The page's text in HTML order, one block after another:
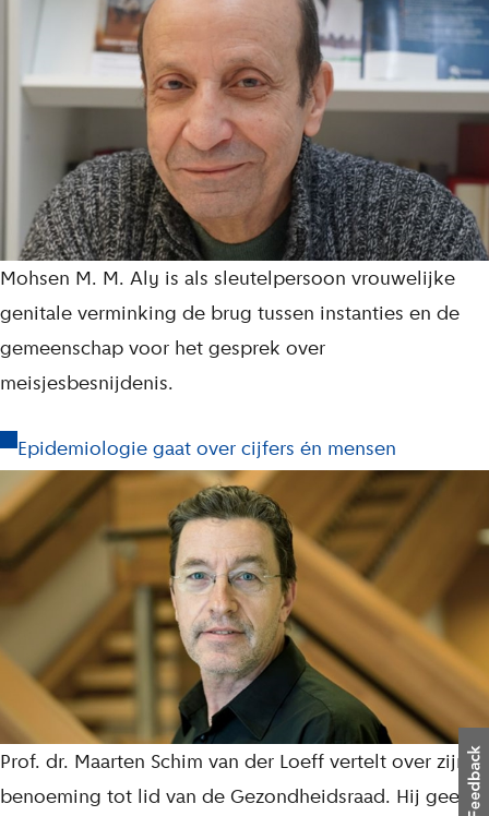
Mohsen M. M. Aly is als sleutelpersoon vrouwelijke
genitale verminking de brug tussen instanties en de
gemeenschap voor het gesprek over
meisjesbesnijdenis.
Epidemiologie gaat over cijfers én mensen
Prof. dr. Maarten Schim van der Loeff vertelt over zijn
benoeming tot lid van de Gezondheidsraad. Hij geeft